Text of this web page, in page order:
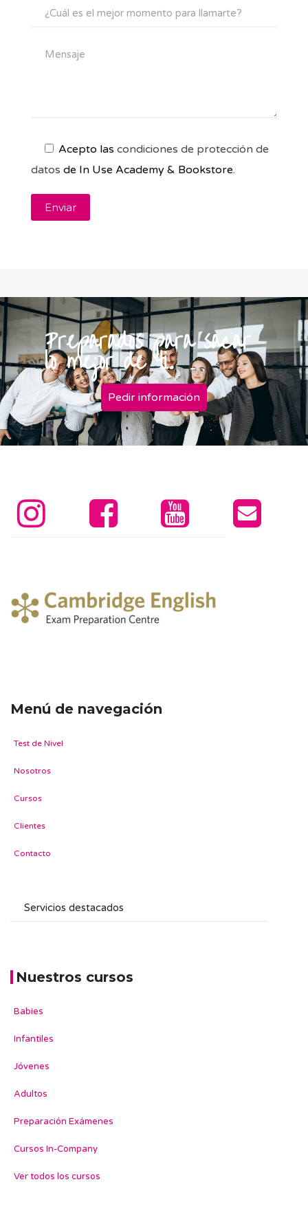
Acepto las condiciones de protección de
datos de In Use Academy & Bookstore.
Preparados para sacar
lo mejor de ti.
Pedir información
Menú de navegación
Test de Nivel
Nosotros
Cursos
Clientes
Contacto
Nuestros cursos
Babies
Infantiles
Jóvenes
Adultos
Preparación Exámenes
Cursos In-Company
Ver todos los cursos